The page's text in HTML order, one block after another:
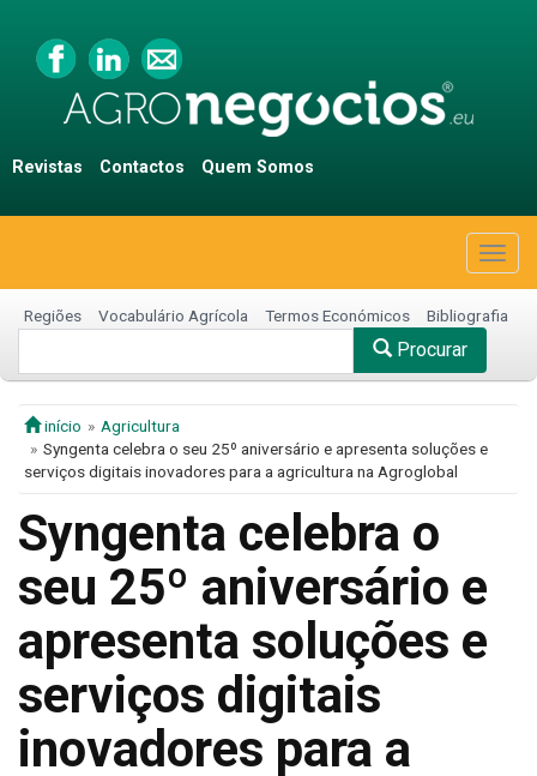
Revistas Contactos Quem Somos
Regiões Vocabulário Agrícola Termos Económicos Bibliografia
Procurar
início
Agricultura
Syngenta celebra o seu 25º aniversário e apresenta soluções e
serviços digitais inovadores para a agricultura na Agroglobal
Syngenta celebra o
seu 25º aniversário e
apresenta soluções e
serviços digitais
inovadores para a